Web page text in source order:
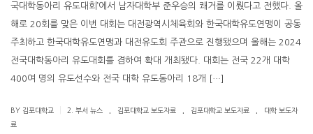
국대학동아리 유도대회’에서 남자대학부 준우승의 쾌거를 이뤘다고 전했다. 올
해로 20회를 맞은 이번 대회는 대전광역시체육회와 한국대학유도연맹이 공동
주최하고 한국대학유도연맹과 대전유도회 주관으로 진행됐으며 올해는 2024
전국대학동아리 유도대회를 겸하여 확대 개최됐다. 대회는 전국 22개 대학
400여 명의 유도선수와 전국 대학 유도동아리 18개 […]
BY 김포대학교 2. 부서 뉴스 김포대학교 보도자료 김포대학교 보도자료
대학 보도자
료